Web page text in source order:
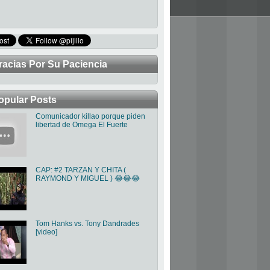
Por Su Paciencia
Posts
Comunicador killao porque piden
libertad de Omega El Fuerte
CAP: #2 TARZAN Y CHITA (
RAYMOND Y MIGUEL ) 😂😂😂
Tom Hanks vs. Tony Dandrades
[video]